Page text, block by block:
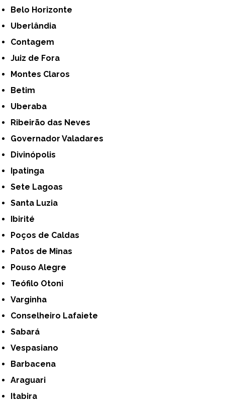
Belo Horizonte
Uberlândia
Contagem
Juiz de Fora
Montes Claros
Betim
Uberaba
Ribeirão das Neves
Governador Valadares
Divinópolis
Ipatinga
Sete Lagoas
Santa Luzia
Ibirité
Poços de Caldas
Patos de Minas
Pouso Alegre
Teófilo Otoni
Varginha
Conselheiro Lafaiete
Sabará
Vespasiano
Barbacena
Araguari
Itabira